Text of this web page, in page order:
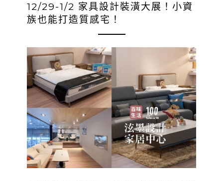
12/29-1/2 家具設計裝潢大展！小資
族也能打造質感宅！